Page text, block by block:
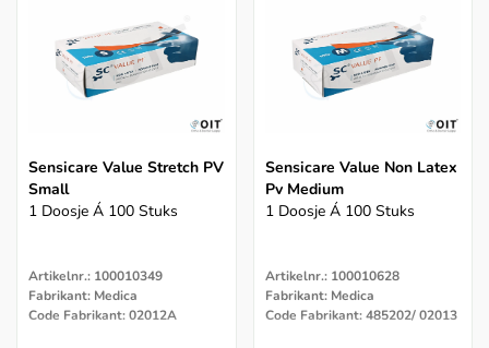
Sensicare Value Stretch PV
Small
1 Doosje Á 100 Stuks
Artikelnr.: 100010349
Fabrikant: Medica
Code Fabrikant: 02012A
Sensicare Value Non Latex
Pv Medium
1 Doosje Á 100 Stuks
Artikelnr.: 100010628
Fabrikant: Medica
Code Fabrikant: 485202/ 02013